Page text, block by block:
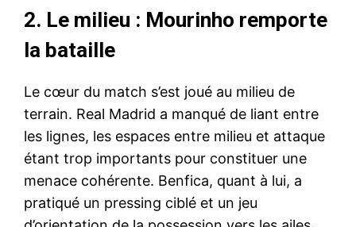
2. Le milieu : Mourinho remporte
la bataille
Le cœur du match s’est joué au milieu de
terrain. Real Madrid a manqué de liant entre
les lignes, les espaces entre milieu et attaque
étant trop importants pour constituer une
menace cohérente. Benfica, quant à lui, a
pratiqué un pressing ciblé et un jeu